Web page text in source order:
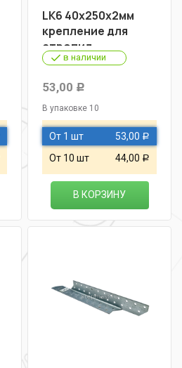
LK6 40х250х2мм
крепление для
стропил
в наличии
53,00 Р
В упаковке 10
От 1 шт 53,00 Р
От 10 шт 44,00 Р
В КОРЗИНУ